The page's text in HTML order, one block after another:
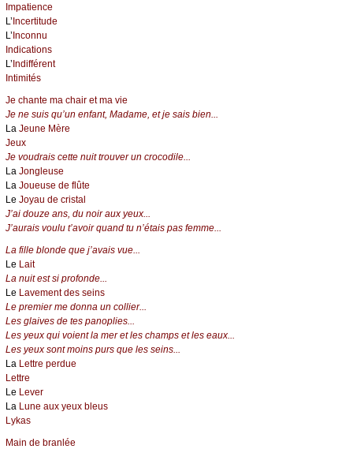
Impatience
L’Incertitude
L’Inconnu
Indications
L’Indifférent
Intimités
Je chante ma chair et ma vie
Je ne suis qu’un enfant, Madame, et je sais bien...
La Jeune Mère
Jeux
Je voudrais cette nuit trouver un crocodile...
La Jongleuse
La Joueuse de flûte
Le Joyau de cristal
J’ai douze ans, du noir aux yeux...
J’aurais voulu t’avoir quand tu n’étais pas femme...
La fille blonde que j’avais vue...
Le Lait
La nuit est si profonde...
Le Lavement des seins
Le premier me donna un collier...
Les glaives de tes panoplies...
Les yeux qui voient la mer et les champs et les eaux...
Les yeux sont moins purs que les seins...
La Lettre perdue
Lettre
Le Lever
La Lune aux yeux bleus
Lykas
Main de branlée